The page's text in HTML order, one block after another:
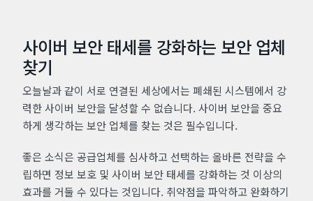
사이버 보안 태세를 강화하는 보안 업체
찾기
오늘날과 같이 서로 연결된 세상에서는 폐쇄된 시스템에서 강
력한 사이버 보안을 달성할 수 없습니다. 사이버 보안을 중요
하게 생각하는 보안 업체를 찾는 것은 필수입니다.
좋은 소식은 공급업체를 심사하고 선택하는 올바른 전략을 수
립하면 정보 보호 및 사이버 보안 태세를 강화하는 것 이상의
효과를 거둘 수 있다는 것입니다. 취약점을 파악하고 완화하기